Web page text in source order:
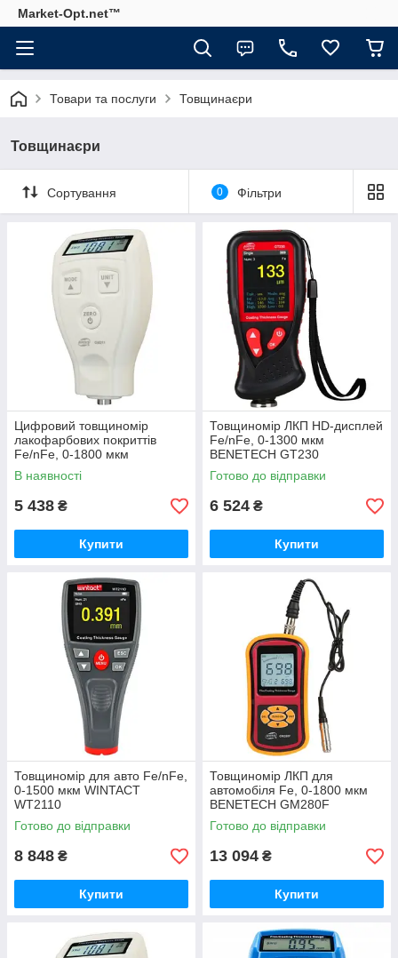
Market-Opt.net™
Товари та послуги Товщинаєри
Товщинаєри
Сортування 0 Фільтри
Цифровий товщиномір
лакофарбових покриттів
Fe/nFe, 0-1800 мкм
BENETECH GM211
В наявності
5 438 ₴
Купити
Товщиномір ЛКП HD-дисплей
Fe/nFe, 0-1300 мкм
BENETECH GT230
Готово до відправки
6 524 ₴
Купити
Товщиномір для авто Fe/nFe,
0-1500 мкм WINTACT
WT2110
Готово до відправки
8 848 ₴
Купити
Товщиномір ЛКП для
автомобіля Fe, 0-1800 мкм
BENETECH GM280F
Готово до відправки
13 094 ₴
Купити